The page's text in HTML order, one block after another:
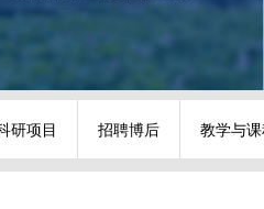
研项目 招聘博后 教学与